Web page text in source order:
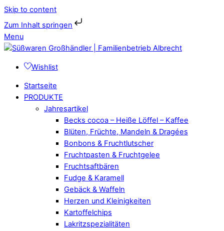
Skip to content
Zum Inhalt springen
Menu
Wishlist
Startseite
PRODUKTE
Jahresartikel
Becks cocoa – Heiße Löffel – Kaffee
Blüten, Früchte, Mandeln & Dragées
Bonbons & Fruchtlutscher
Fruchtpasten & Fruchtgelee
Fruchtsaftbären
Fudge & Karamell
Gebäck & Waffeln
Herzen und Kleinigkeiten
Kartoffelchips
Lakritzspezialitäten